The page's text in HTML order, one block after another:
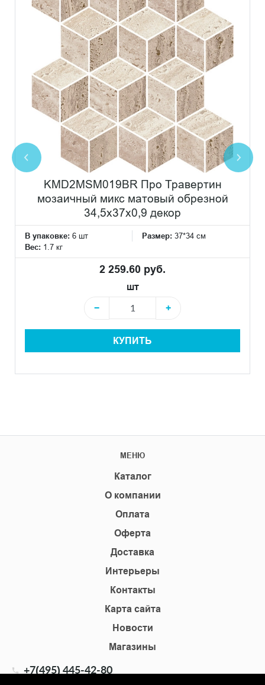
KMD2MSM019BR Про Травертин
мозаичный микс матовый обрезной
34,5x37x0,9 декор
В упаковке: 6 шт Размер: 37*34 см
Вес: 1.7 кг
2 259.60 руб.
шт
−
+
КУПИТЬ
МЕНЮ
Каталог
О компании
Оплата
Оферта
Доставка
Интерьеры
Контакты
Карта сайта
Новости
Магазины
+7(495) 445-42-80